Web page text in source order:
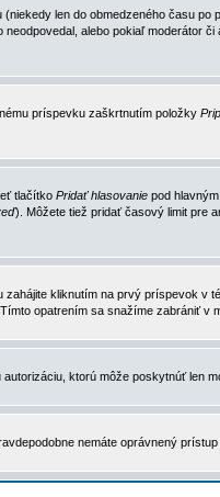
len do obmedzeného času po
alebo pokiaľ moderátor
príspevku zaškrtnutím položky
tlačítko Pridať hlasovanie pod
). Môžete tiež pridať časový limit pre
kliknutím na prvý príspevok
opatrením sa snažíme zabrániť v
ktorú môže poskytnúť len
nemáte oprávnený prístup